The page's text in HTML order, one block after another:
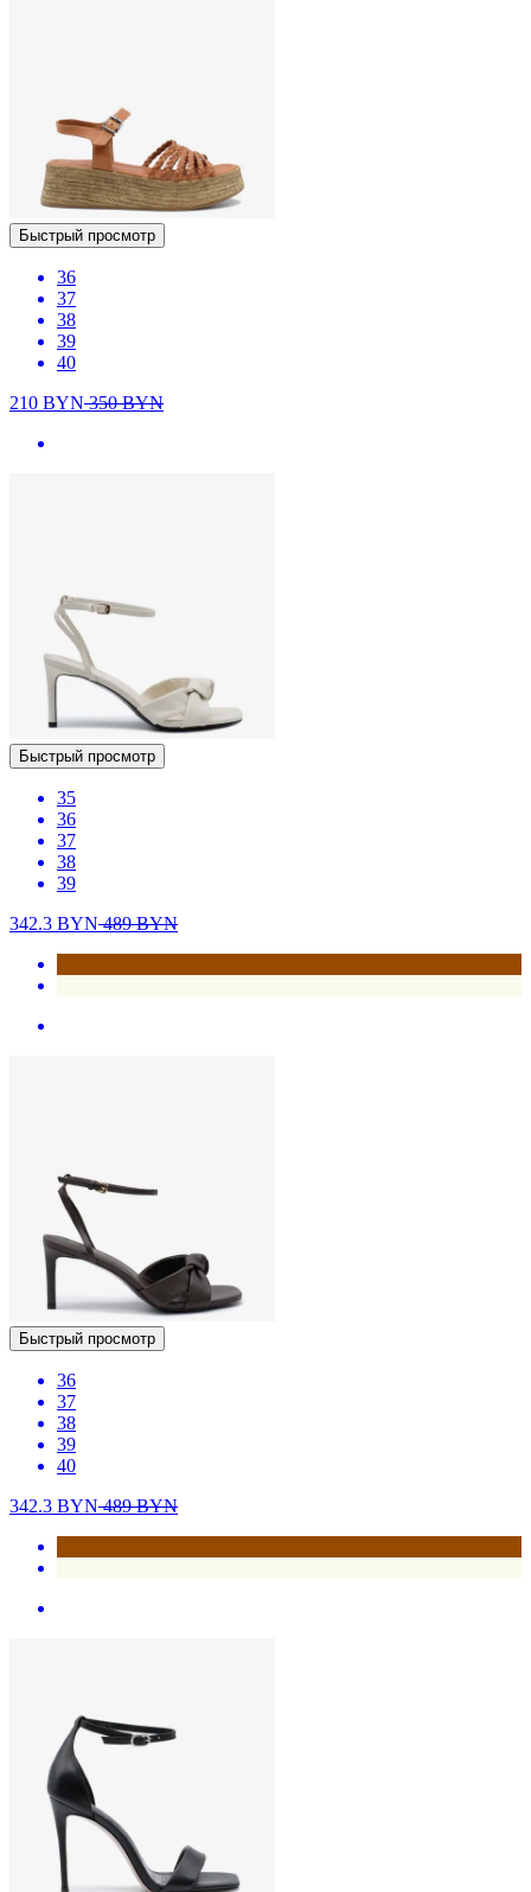
Быстрый просмотр
36
37
38
39
40
210 BYN350BYN
Быстрый просмотр
35
36
37
38
39
342.3 BYN489BYN
Быстрый просмотр
36
37
38
39
40
342.3 BYN489BYN